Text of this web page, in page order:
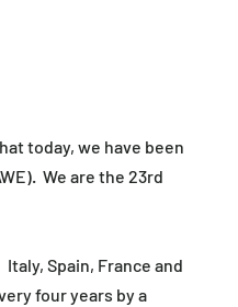
today, we have been
We are the 23rd
Spain, France and
four years by a